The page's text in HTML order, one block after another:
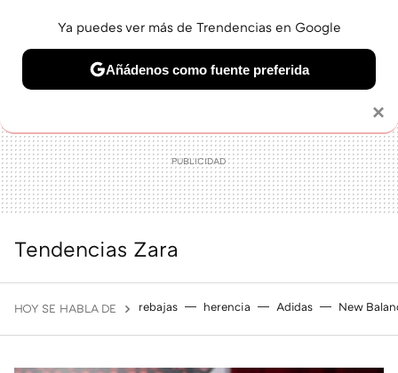
BELLEZA SHOPPING VIAJES GASTRO SNEAKERS
Tendencias Zara
HOY SE HABLA DE rebajas herencia Adidas New
×
Ya puedes ver más de Trendencias en Google
Añádenos como fuente preferida